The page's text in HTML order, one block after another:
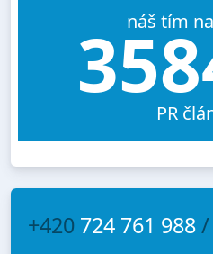
náš tím
PR
+420 724 761 988/